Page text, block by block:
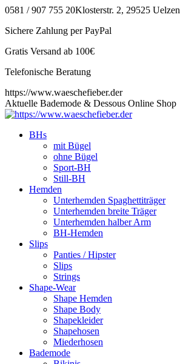
Zum
springen
0581 / 907 755 20Klosterstr. 2, 29525 Uelzen
Sichere Zahlung per PayPal
Gratis Versand ab 100€
Telefonische Beratung
https://www.waeschefieber.der
Aktuelle Bademode & Dessous Online Shop
BHs
mit Bügel
ohne Bügel
Sport-BH
Still-BH
Hemden
Unterhemden Spaghettiträger
Unterhemden breite Träger
Unterhemden halber Arm
BH-Hemden
Slips
Panties / Hipster
Slips
Strings
Shape-Wear
Shape Hemden
Shape Body
Shapekleider
Shapehosen
Miederhosen
Bademode